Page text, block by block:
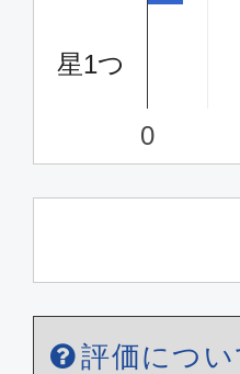
ANA250
ANA252
0
星1つ
評価につい